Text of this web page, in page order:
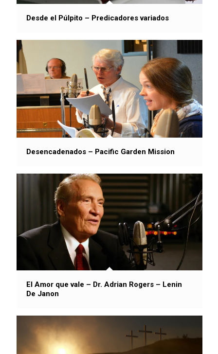
Desde el Púlpito – Predicadores variados
Desencadenados – Pacific Garden Mission
El Amor que vale – Dr. Adrian Rogers – Lenin
De Janon